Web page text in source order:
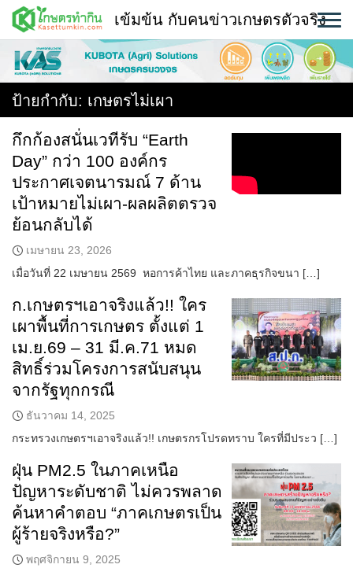
Skip
content
พืช
หน้าแรก
แวดวงเกษตร
ใคร ทำอะไร ที่ไหน
สถานีข่าววันนี้
เข้มข้น กับคนข่าวเกษตรตัวจริง
ป้ายกำกับ: เกษตรไม่เผา
กึกก้องสนั่นเวทีรับ “Earth
Day” กว่า 100 องค์กร
ประกาศเจตนารมณ์ 7 ด้าน
เป้าหมายไม่เผา-ผลผลิตตรวจ
ย้อนกลับได้
เมษายน 23, 2026
เมื่อวันที่ 22 เมษายน 2569 หอการค้าไทย และภาคธุรกิจขนา […]
ก.เกษตรฯเอาจริงแล้ว!! ใคร
เผาพื้นที่การเกษตร ตั้งแต่ 1
เม.ย.69 – 31 มี.ค.71 หมด
สิทธิ์ร่วมโครงการสนับสนุน
จากรัฐทุกกรณี
ธันวาคม 14, 2025
กระทรวงเกษตรฯเอาจริงแล้ว!! เกษตรกรโปรดทราบ ใครที่มีประว […]
ฝุ่น PM2.5 ในภาคเหนือ
ปัญหาระดับชาติ ไม่ควรพลาด
ค้นหาคำตอบ “ภาคเกษตรเป็น
ผู้ร้ายจริงหรือ?”
พฤศจิกายน 9, 2025